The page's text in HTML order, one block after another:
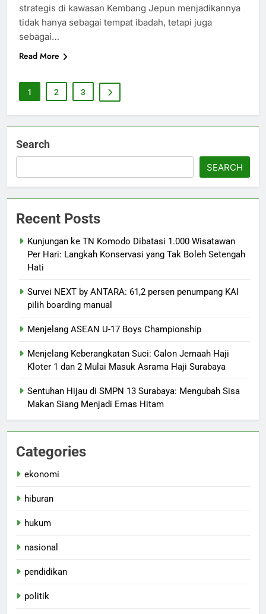
strategis di kawasan Kembang Jepun menjadikannya
tidak hanya sebagai tempat ibadah, tetapi juga
sebagai…
Read More
1 2 3
Search
SEARCH
Recent Posts
Kunjungan ke TN Komodo Dibatasi 1.000 Wisatawan
Per Hari: Langkah Konservasi yang Tak Boleh Setengah
Hati
Survei NEXT by ANTARA: 61,2 persen penumpang KAI
pilih boarding manual
Menjelang ASEAN U-17 Boys Championship
Menjelang Keberangkatan Suci: Calon Jemaah Haji
Kloter 1 dan 2 Mulai Masuk Asrama Haji Surabaya
Sentuhan Hijau di SMPN 13 Surabaya: Mengubah Sisa
Makan Siang Menjadi Emas Hitam
Categories
ekonomi
hiburan
hukum
nasional
pendidikan
politik